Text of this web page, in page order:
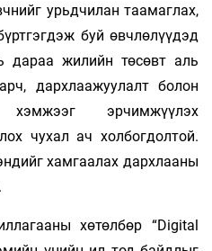
урьдчилан таамаглах,
буй өвчлөлүүдэд
дараа жилийн төсөвт аль
дархлаажуулалт болон
эрчимжүүлэх
чухал ач холбогдолтой.
хамгаалах дархлааны
хөтөлбөр “Digital